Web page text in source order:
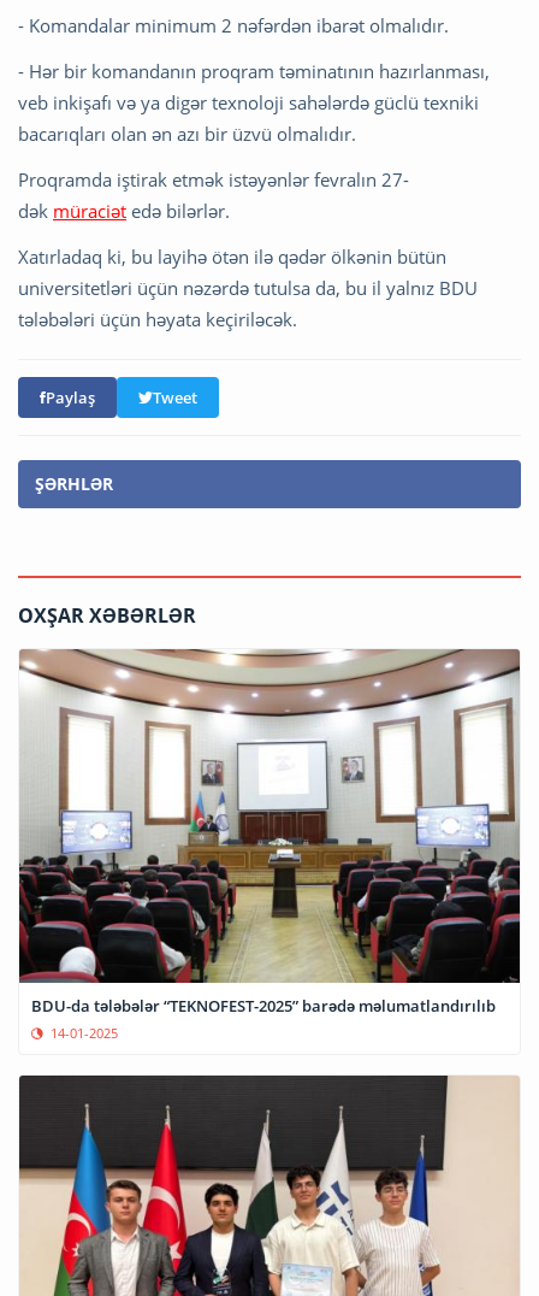
- Komandalar minimum 2 nəfərdən ibarət olmalıdır.
- Hər bir komandanın proqram təminatının hazırlanması,
veb inkişafı və ya digər texnoloji sahələrdə güclü texniki
bacarıqları olan ən azı bir üzvü olmalıdır.
Proqramda iştirak etmək istəyənlər fevralın 27-
dək müraciət edə bilərlər.
Xatırladaq ki, bu layihə ötən ilə qədər ölkənin bütün
universitetləri üçün nəzərdə tutulsa da, bu il yalnız BDU
tələbələri üçün həyata keçiriləcək.
Paylaş Tweet
ŞƏRHLƏR
OXŞAR XƏBƏRLƏR
BDU-da tələbələr “TEKNOFEST-2025” barədə məlumatlandırılıb
14-01-2025